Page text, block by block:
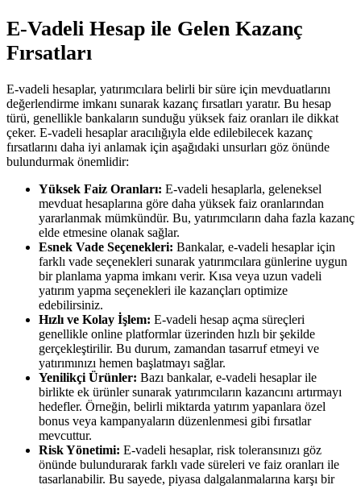
E-Vadeli Hesap ile Gelen Kazanç
Fırsatları
E-vadeli hesaplar, yatırımcılara belirli bir süre için mevduatlarını
değerlendirme imkanı sunarak kazanç fırsatları yaratır. Bu hesap
türü, genellikle bankaların sunduğu yüksek faiz oranları ile dikkat
çeker. E-vadeli hesaplar aracılığıyla elde edilebilecek kazanç
fırsatlarını daha iyi anlamak için aşağıdaki unsurları göz önünde
bulundurmak önemlidir:
Yüksek Faiz Oranları: E-vadeli hesaplarla, geleneksel
mevduat hesaplarına göre daha yüksek faiz oranlarından
yararlanmak mümkündür. Bu, yatırımcıların daha fazla kazanç
elde etmesine olanak sağlar.
Esnek Vade Seçenekleri: Bankalar, e-vadeli hesaplar için
farklı vade seçenekleri sunarak yatırımcılara günlerine uygun
bir planlama yapma imkanı verir. Kısa veya uzun vadeli
yatırım yapma seçenekleri ile kazançları optimize
edebilirsiniz.
Hızlı ve Kolay İşlem: E-vadeli hesap açma süreçleri
genellikle online platformlar üzerinden hızlı bir şekilde
gerçekleştirilir. Bu durum, zamandan tasarruf etmeyi ve
yatırımınızı hemen başlatmayı sağlar.
Yenilikçi Ürünler: Bazı bankalar, e-vadeli hesaplar ile
birlikte ek ürünler sunarak yatırımcıların kazancını artırmayı
hedefler. Örneğin, belirli miktarda yatırım yapanlara özel
bonus veya kampanyaların düzenlenmesi gibi fırsatlar
mevcuttur.
Risk Yönetimi: E-vadeli hesaplar, risk toleransınızı göz
önünde bulundurarak farklı vade süreleri ve faiz oranları ile
tasarlanabilir. Bu sayede, piyasa dalgalanmalarına karşı bir